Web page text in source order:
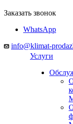
Заказать звонок
WhatsApp
info@klimat-
Услуги